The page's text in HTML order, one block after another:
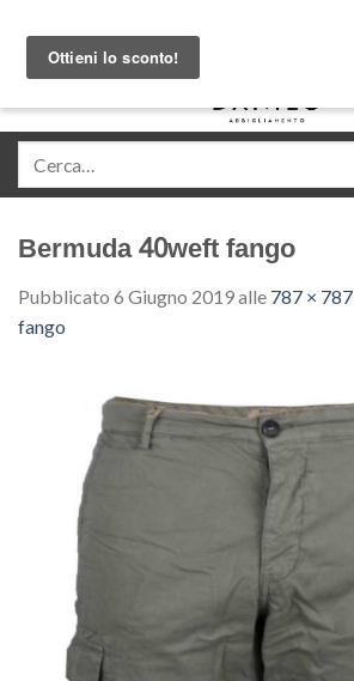
content
Bermuda 40weft fango
Pubblicato 6 Giugno 2019alle 787 × 787
fango